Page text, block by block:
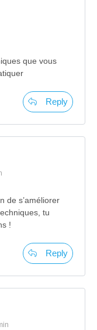
que vous
Reply
de s’améliorer
tu
!
Reply